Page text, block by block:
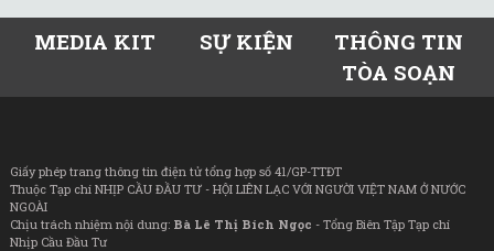
MEDIA KIT SỰ KIỆN
THÔNG TIN
TÒA SOẠN
Giấy phép trang thông tin điện tử tổng hợp số 41/GP-TTĐT
Thuộc Tạp chí NHỊP CẦU ĐẦU TƯ - HỘI LIÊN LẠC VỚI NGƯỜI VIỆT NAM Ở NƯỚC
NGOÀI
Chịu trách nhiệm nội dung: Bà Lê Thị Bích Ngọc - Tổng Biên Tập Tạp chí
Nhịp Cầu Đầu Tư